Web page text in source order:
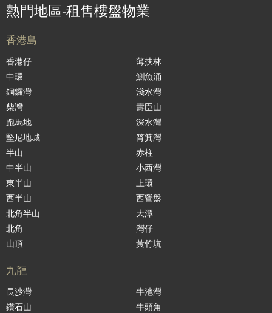
熱門地區-租售樓盤物業
香港島
香港仔
中環
銅鑼灣
柴灣
跑馬地
堅尼地城
半山
中半山
東半山
西半山
北角半山
北角
山頂
薄扶林
鰂魚涌
淺水灣
壽臣山
深水灣
筲箕灣
赤柱
小西灣
上環
西營盤
大潭
灣仔
黃竹坑
九龍
長沙灣
鑽石山
牛池灣
牛頭角